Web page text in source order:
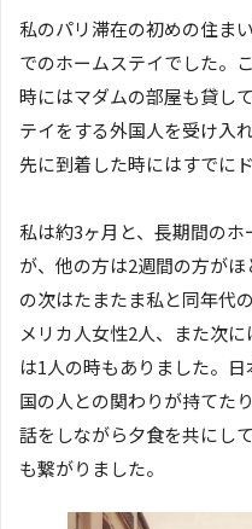
私のパリ滞在の初めの住ま
でのホームステイでした。
時にはマダムの部屋も貸し
テイをする外国人を受け入
先に到着した時にはすでに
私は約3ヶ月と、長期間の
が、他の方は2週間の方が
の次はたまたま私と同年代
メリカ人女性2人、また次
は1人の時もありました。
国の人との関わりが持てた
話をしながら夕食を共にし
も繋がりました。